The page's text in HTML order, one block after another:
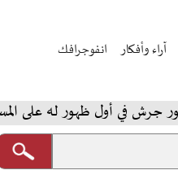
آراء وأفكار انفوجرافك
ظهور له على المسرح الجنوبي